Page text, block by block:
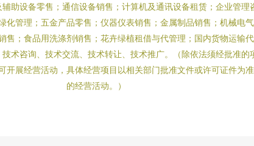
助设备零售；通信设备销售；计算机及通讯设备租赁；企业管
管理；五金产品零售；仪器仪表销售；金属制品销售；机械电
；食品用洗涤剂销售；花卉绿植租借与代管理；国内货物运输
术咨询、技术交流、技术转让、技术推广。（除依法须经批准
展经营活动，具体经营项目以相关部门批准文件或许可证件为
的经营活动。）